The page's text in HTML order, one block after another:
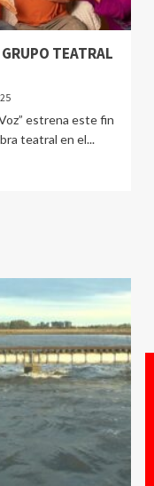
TEATRAL
estrena este fin
teatral en el...